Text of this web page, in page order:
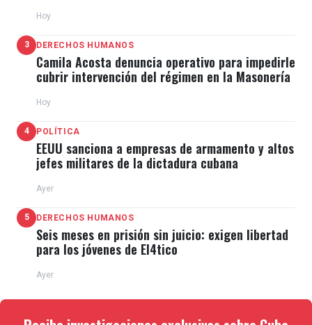
Hoy
3 DERECHOS HUMANOS
Camila Acosta denuncia operativo para impedirle
cubrir intervención del régimen en la Masonería
Hoy
4 POLÍTICA
EEUU sanciona a empresas de armamento y altos
jefes militares de la dictadura cubana
Ayer
5 DERECHOS HUMANOS
Seis meses en prisión sin juicio: exigen libertad
para los jóvenes de El4tico
Ayer